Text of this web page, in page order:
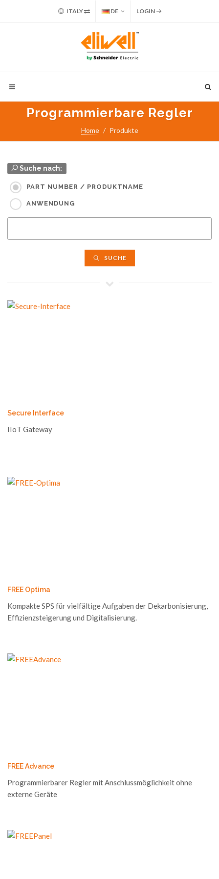
ITALY DE LOGIN
Programmierbare Regler
Home Produkte
Suche nach:
PART NUMBER / PRODUKTNAME
ANWENDUNG
SUCHE
Secure Interface
IIoT Gateway
FREE Optima
Kompakte SPS für vielfältige Aufgaben der Dekarbonisierung,
Effizienzsteigerung und Digitalisierung.
FREE Advance
Programmierbarer Regler mit Anschlussmöglichkeit ohne
externe Geräte